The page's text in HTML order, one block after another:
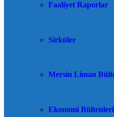
Faaliyet Raporlar
Sirküler
Mersin Liman
Ekonomi Bültenleri